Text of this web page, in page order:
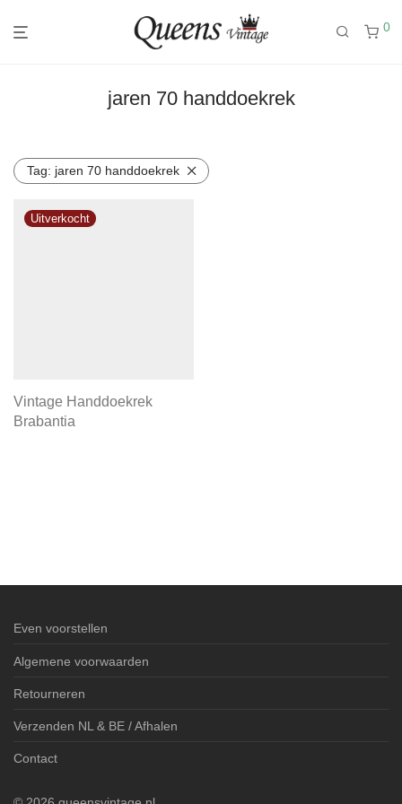
0
jaren 70 handdoekrek
Tag: jaren 70 handdoekrek
Vintage Handdoekrek
Brabantia
Even voorstellen
Algemene voorwaarden
Retourneren
Verzenden NL & BE / Afhalen
Contact